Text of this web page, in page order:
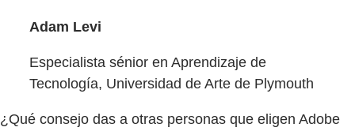
Adam Levi
Especialista sénior en Aprendizaje de
Tecnología, Universidad de Arte de Plymouth
¿Qué consejo das a otras personas que eligen Adobe